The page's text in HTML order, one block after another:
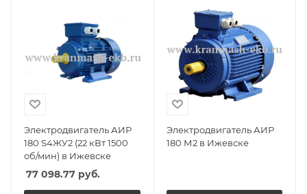
Электродвигатель АИР
180 S4ЖУ2 (22 кВт 1500
об/мин) в Ижевске
77 098.77 руб.
Электродвигатель АИР
180 М2 в Ижевске